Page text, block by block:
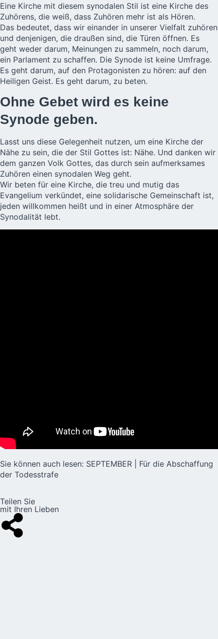
Eine Kirche mit diesem synodalen Stil ist eine Kirche des
Zuhörens, die weiß, dass Zuhören mehr ist als Hören.
Das bedeutet, dass wir einander in unserer Vielfalt zuhören
und denjenigen, die draußen sind, die Türen öffnen. Es
geht weder darum, Meinungen zu sammeln, noch darum,
ein Parlament zu schaffen. Die Synode ist keine Umfrage.
Es geht darum, auf den Protagonisten zu hören: auf den
Heiligen Geist. Es geht darum, zu beten.
Ohne Gebet wird es keine
Synode geben.
Lasst uns diese Gelegenheit nutzen, um eine Kirche der
Nähe zu sein, die der Stil Gottes ist: Nähe. Und danken wir
dem ganzen Volk Gottes, das durch sein aufmerksames
Zuhören einen synodalen Weg geht.
Wir beten für eine Kirche, die treu und mutig das
Evangelium verkündet, eine solidarische Gemeinschaft ist,
jeden willkommen heißt und in einer Atmosphäre der
Synodalität lebt.
Sie können auch lesen: SEPTEMBER | Für die Abschaffung
der Todesstrafe
Teilen Sie
mit Ihren Lieben